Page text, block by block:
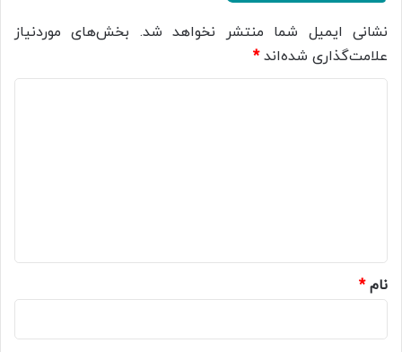
نشانی ایمیل شما منتشر نخواهد شد. بخش‌های موردنیاز
علامت‌گذاری شده‌اند*
نام*